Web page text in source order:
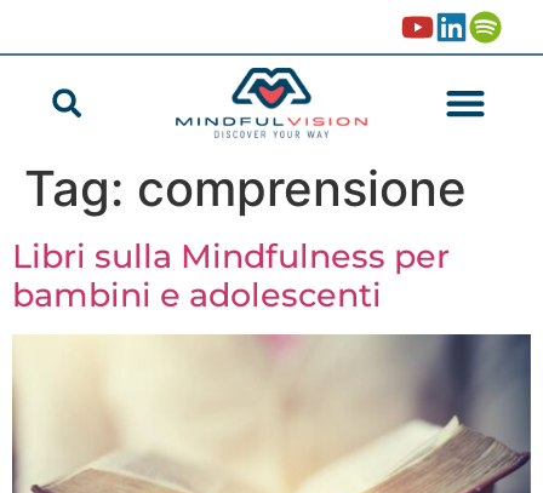
Tag: comprensione
Libri sulla Mindfulness per
bambini e adolescenti